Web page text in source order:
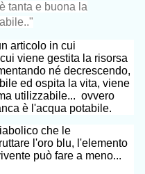
tanta e buona la
articolo in cui
viene gestita la risorsa
né decrescendo,
ed ospita la vita, viene
utilizzabile... ovvero
è l'acqua potabile.
che le
l'oro blu, l'elemento
può fare a meno...